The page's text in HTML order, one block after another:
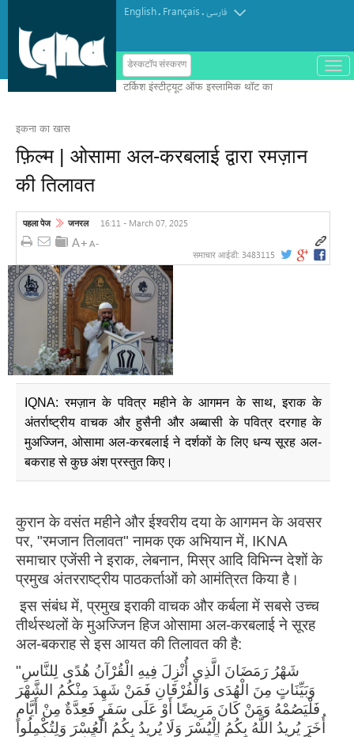
English. Français.فارسی
डेस्कटॉप संस्करण
ب
ا
इकना का खास
फ़िल्म | ओसामा अल-करबलाई द्वारा रमज़ान
की तिलावत
पहला पेज जनरल 16:11 - March 07, 2025
समाचार आईडी: 3483115
IQNA: रमज़ान के पवित्र महीने के आगमन के साथ, इराक के
अंतर्राष्ट्रीय वाचक और हुसैनी और अब्बासी के पवित्र दरगाह के
मुअज्जिन, ओसामा अल-करबलाई ने दर्शकों के लिए धन्य सूरह अल-
बकराह से कुछ अंश प्रस्तुत किए।
कुरान के वसंत महीने और ईश्वरीय दया के आगमन के अवसर
पर, "रमजान तिलावत" नामक एक अभियान में, IKNA
समाचार एजेंसी ने इराक, लेबनान, मिस्र आदि विभिन्न देशों के
प्रमुख अंतरराष्ट्रीय पाठकर्ताओं को आमंत्रित किया है।
इस संबंध में, प्रमुख इराकी वाचक और कर्बला में सबसे उच्च
तीर्थस्थलों के मुअज्जिन हिज ओसामा अल-करबलाई ने सूरह
अल-बकराह से इस आयत की तिलावत की है:
"شَهْرُ رَمَضَانَ الَّذِي أُنْزِلَ فِيهِ الْقُرْآنُ هُدًى لِلنَّاسِ
وَبَيِّنَاتٍ مِنَ الْهُدَى وَالْفُرْقَانِ فَمَنْ شَهِدَ مِنْكُمُ الشَّهْرَ
فَلْيَصُمْهُ وَمَنْ كَانَ مَرِيضًا أَوْ عَلَى سَفَرٍ فَعِدَّةٌ مِنْ أَيَّامٍ
أُخَرَ يُرِيدُ اللَّهُ بِكُمُ الْيُسْرَ وَلَا يُرِيدُ بِكُمُ الْعُسْرَ وَلِتُكْمِلُوا